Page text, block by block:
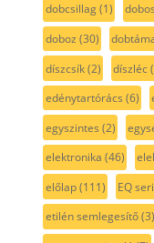
dobcsillag(1)
doboz (30)
díszcsík(2) díszléc
edénytartórács (6)
egyszintes (2)
elektronika (46)
előlap(111) EQ
etilén semlegesítő(3)